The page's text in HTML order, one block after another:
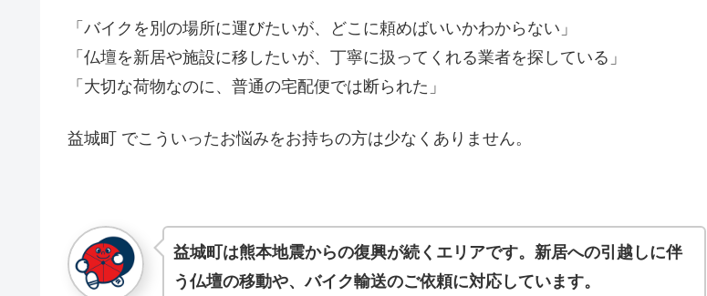
「バイクを別の場所に運びたいが、どこに頼めばいいかわからない」
「仏壇を新居や施設に移したいが、丁寧に扱ってくれる業者を探している」
「大切な荷物なのに、普通の宅配便では断られた」
益城町 でこういったお悩みをお持ちの方は少なくありません。
益城町は熊本地震からの復興が続くエリアです。新居への引越しに伴
う仏壇の移動や、バイク輸送のご依頼に対応しています。